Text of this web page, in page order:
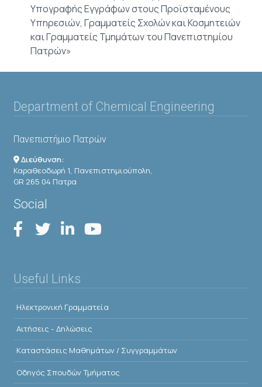
Υπογραφής Εγγράφων στους Προϊσταμένους
Υπηρεσιών, Γραμματείς Σχολών και Κοσμητειών
και Γραμματείς Τμημάτων του Πανεπιστημίου
Πατρών»
Department of Chemical Engineering
Πανεπιστήμιο Πατρών
Διεύθυνση:
Καραθεοδωρή 1, Πανεπιστημιούπολη,
GR 265 04 Πατρα
Social
Useful Links
Ηλεκτρονική Γραμματεία
Αιτήσεις - Δηλώσεις
Kαταστάσεις Μαθημάτων / Συγγραμμάτων
Οδηγός Σπουδών Τμήματος